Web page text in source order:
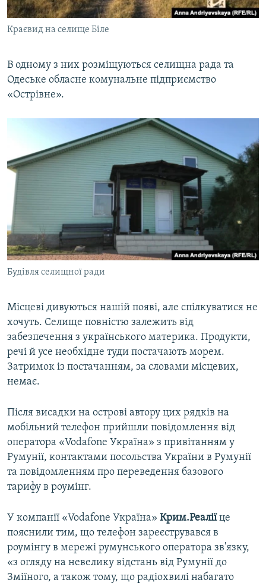
Краєвид на селище Біле
В одному з них розміщуються селищна рада та
Одеське обласне комунальне підприємство
«Острівне».
Будівля селищної ради
Місцеві дивуються нашій появі, але спілкуватися не
хочуть. Селище повністю залежить від
забезпечення з українського материка. Продукти,
речі й усе необхідне туди постачають морем.
Затримок із постачанням, за словами місцевих,
немає.
Після висадки на острові автору цих рядків на
мобільний телефон прийшли повідомлення від
оператора «Vodafone Україна» з привітанням у
Румунії, контактами посольства України в Румунії
та повідомленням про переведення базового
тарифу в роумінг.
У компанії «Vodafone Україна» Крим.Реаліїце
пояснили тим, що телефон зареєструвався в
роумінгу в мережі румунського оператора зв'язку,
«з огляду на невелику відстань від Румунії до
Зміїного, а також тому, що радіохвилі набагато